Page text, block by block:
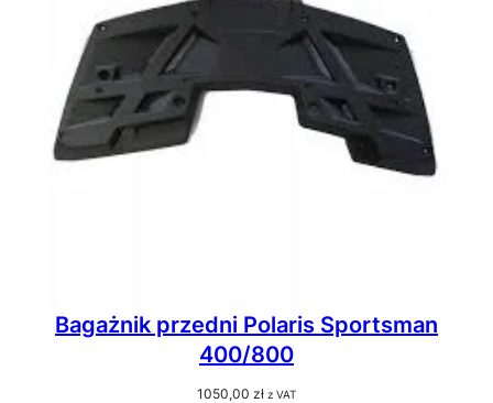
Bagażnik przedni Polaris Sportsman
400/800
1050,00 zł z VAT